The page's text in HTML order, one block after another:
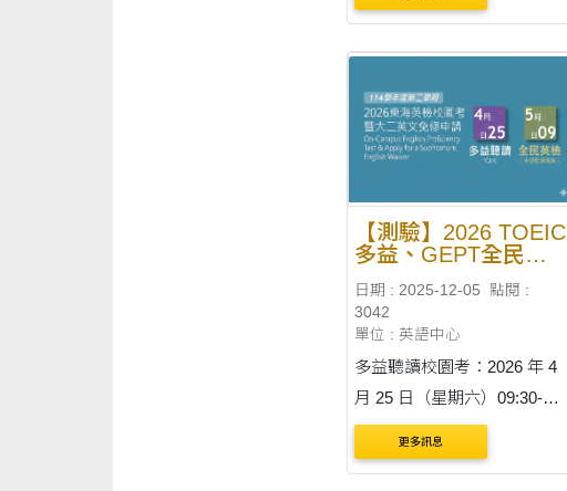
【測驗】2026 TOEIC
多益、GEPT全民英
日期 : 2025-12-05
點閱 :
3042
單位 : 英語中心
多益聽讀校園考：2026 年 4
月 25 日（星期六）09:30-
12:00（報名時間：1/19-
3/19） 多益聽讀報名費用：
更多訊息